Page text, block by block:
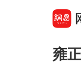
雍